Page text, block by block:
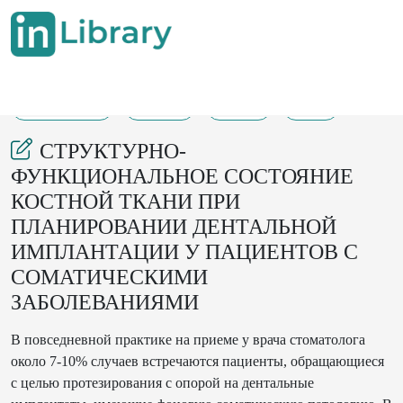
СТРУКТУРНО-
ФУНКЦИОНАЛЬНОЕ СОСТОЯНИЕ
КОСТНОЙ ТКАНИ ПРИ
ПЛАНИРОВАНИИ ДЕНТАЛЬНОЙ
ИМПЛАНТАЦИИ У ПАЦИЕНТОВ С
СОМАТИЧЕСКИМИ
ЗАБОЛЕВАНИЯМИ
В повседневной практике на приеме у врача стоматолога
около 7-10% случаев встречаются пациенты, обращающиеся
с целью протезирования с опорой на дентальные